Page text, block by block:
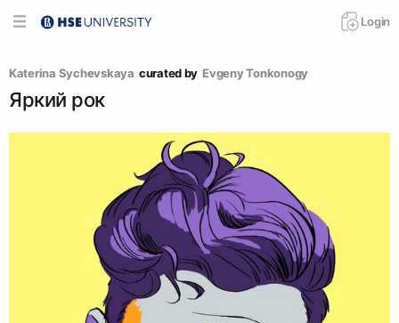
Login
Katerina Sychevskaya curated by Evgeny Tonkonogy
Яркий рок